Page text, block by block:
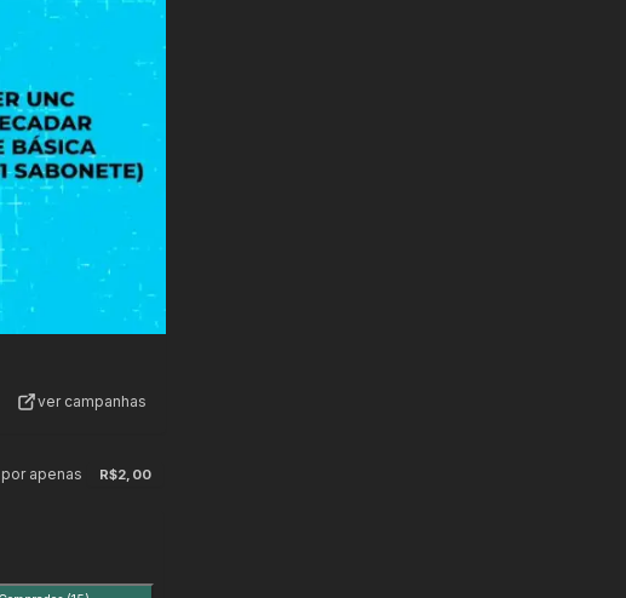
ver campanhas
apenas R$2,00